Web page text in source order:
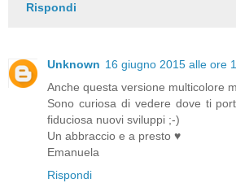
Rispondi
Unknown 16 giugno 2015 alle ore
Anche questa versione multicolore
Sono curiosa di vedere dove ti
fiduciosa nuovi sviluppi ;-)
Un abbraccio e a presto ♥
Emanuela
Rispondi